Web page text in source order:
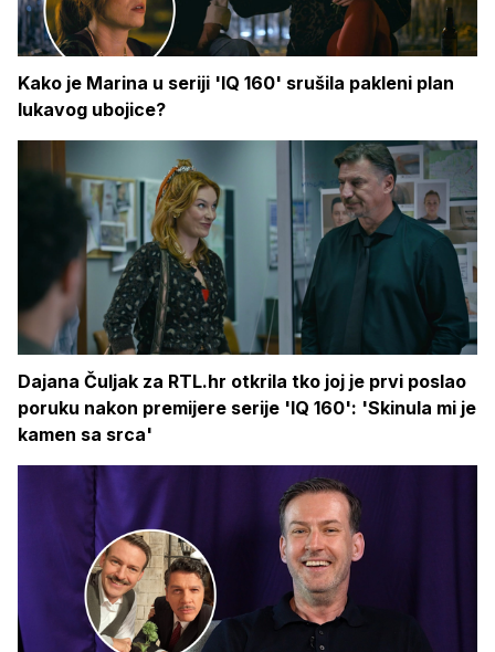
Kako je Marina u seriji 'IQ 160' srušila pakleni plan
lukavog ubojice?
Dajana Čuljak za RTL.hr otkrila tko joj je prvi poslao
poruku nakon premijere serije 'IQ 160': 'Skinula mi je
kamen sa srca'